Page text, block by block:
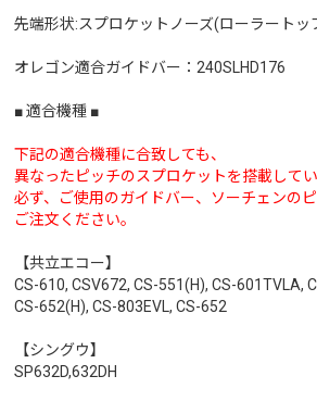
先端形状:スプロケットノーズ(ローラートッ
オレゴン適合ガイドバー：240SLHD176
■ 適合機種 ■
下記の適合機種に合致しても、
異なったピッチのスプロケットを搭載して
必ず、ご使用のガイドバー、ソーチェンの
ご注文ください。
【共立エコー】
CS-610, CSV672, CS-551(H), CS-601TVLA,
CS-652(H), CS-803EVL, CS-652
【シングウ】
SP632D,632DH